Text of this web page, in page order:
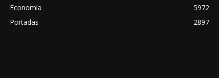
Economía
5972
Portadas
2897